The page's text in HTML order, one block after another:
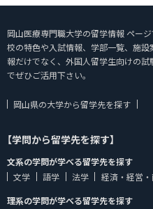
岡山医療専門職大学の留学情報 ペー
校の特色や入試情報、学部一覧、施
報だけでなく、外国人留学生向けの
でぜひご活用下さい。
岡山県の大学から留学先を探す
【学問から留学先を探す】
文系の学問が学べる留学先を探す
文学
語学 法学 経済・経営
理系の学問が学べる留学先を探す